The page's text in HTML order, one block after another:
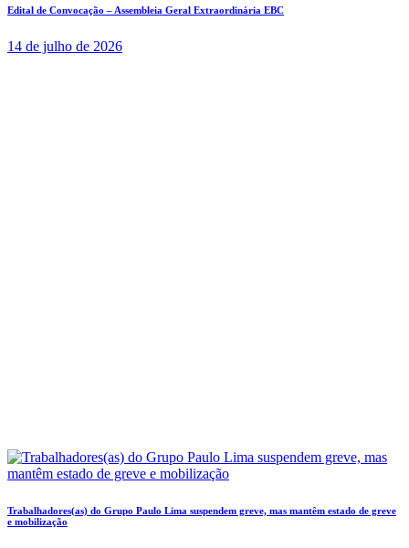
Edital de Convocação – Assembleia Geral Extraordinária EBC
14 de julho de 2026
Trabalhadores(as) do Grupo Paulo Lima suspendem greve, mas mantêm estado de greve
e mobilização